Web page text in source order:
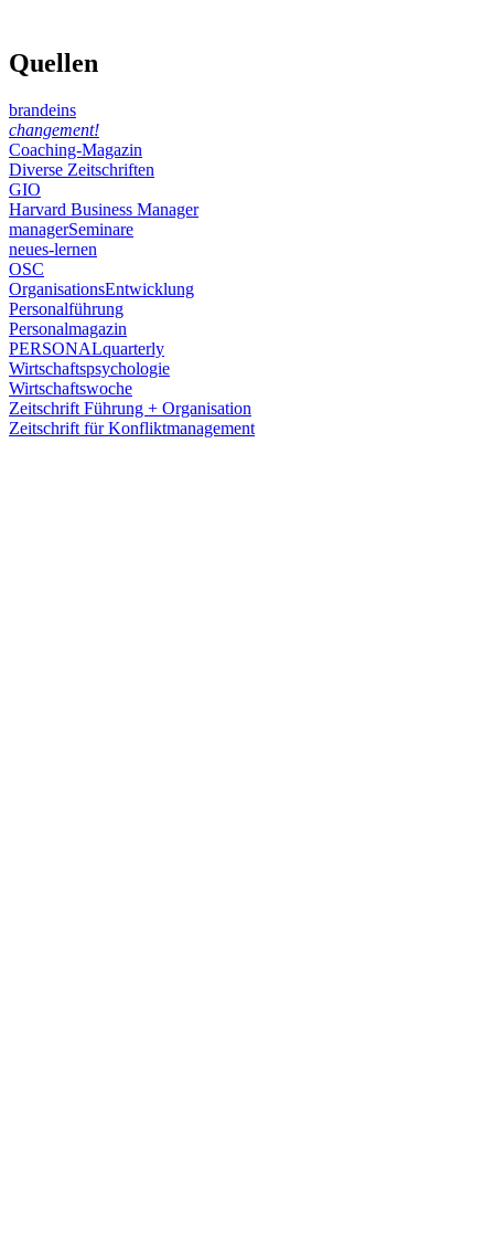
Quellen
brandeins
changement!
Coaching-Magazin
Diverse Zeitschriften
GIO
Harvard Business Manager
managerSeminare
neues-lernen
OSC
OrganisationsEntwicklung
Personalführung
Personalmagazin
PERSONALquarterly
Wirtschaftspsychologie
Wirtschaftswoche
Zeitschrift Führung + Organisation
Zeitschrift für Konfliktmanagement